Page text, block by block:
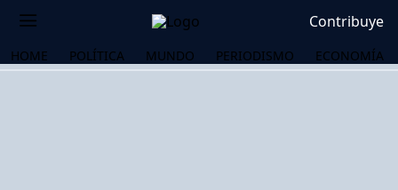
Contribuye
HOME POLÍTICA MUNDO PERIODISMO ECONOMÍA